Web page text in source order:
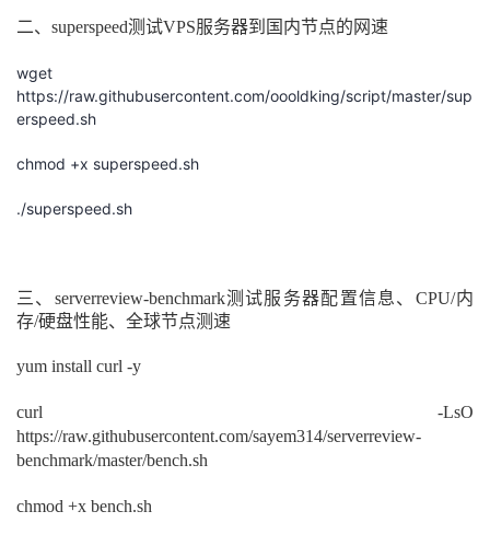
二、superspeed测试VPS服务器到国内节点的网速
wget
https://raw.githubusercontent.com/oooldking/script/master/sup
erspeed.sh
chmod +x superspeed.sh
./superspeed.sh
三、serverreview-benchmark测试服务器配置信息、CPU/内
存/硬盘性能、全球节点测速
yum install curl -y
curl -LsO
https://raw.githubusercontent.com/sayem314/serverreview-
benchmark/master/bench.sh
chmod +x bench.sh